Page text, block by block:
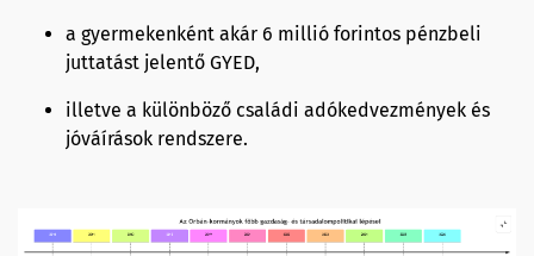
a gyermekenként akár 6 millió forintos pénzbeli
juttatást jelentő GYED,
illetve a különböző családi adókedvezmények és
jóváírások rendszere.